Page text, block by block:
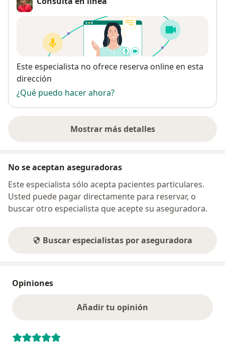
Disponibilidad
Este especialista no ofrece reserva online en esta
dirección
¿Qué puedo hacer ahora?
Mostrar más detalles
sobre la dirección
No se aceptan aseguradoras
Este especialista sólo acepta pacientes particulares.
Usted puede pagar directamente para reservar, o
buscar otro especialista que acepte su aseguradora.
Buscar especialistas por aseguradora
Opiniones
Añadir tu opinión